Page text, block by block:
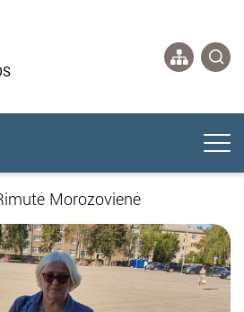
Morozovienė